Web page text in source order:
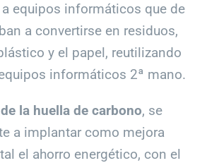
equipos informáticos que de
a convertirse en residuos,
y el papel, reutilizando
informáticos 2ª mano.
la huella de carbono, se
a implantar como mejora
el ahorro energético, con el